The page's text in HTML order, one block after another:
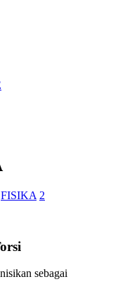
FISIKA 2
sebagai